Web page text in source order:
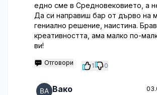
едно сме в Средновековието, а
Да си направиш бар от дърво на
гениално решение, наистина.
креативността, ама малко по-
ви!
Отговори 1 0
Вако